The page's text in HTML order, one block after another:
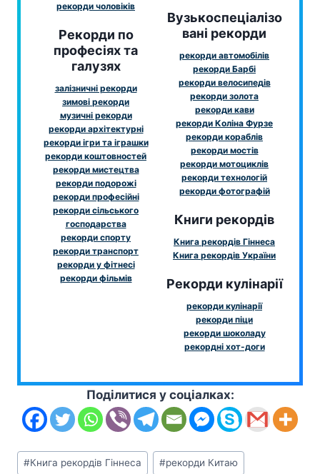
рекорди чоловіків
Рекорди по
професіях та
галузях
залізничні рекорди
зимові рекорди
музичні рекорди
рекорди архітектурні
рекорди ігри та іграшки
рекорди коштовностей
рекорди мистецтва
рекорди подорожі
рекорди професійні
рекорди сільського
господарства
рекорди спорту
рекорди транспорт
рекорди у фітнесі
рекорди фільмів
Вузькоспеціалізо
вані рекорди
рекорди автомобілів
рекорди Барбі
рекорди велосипедів
рекорди золота
рекорди кави
рекорди Коліна Фурзе
рекорди кораблів
рекорди мостів
рекорди мотоциклів
рекорди технологій
рекорди фотографій
Книги рекордів
Книга рекордів Гіннеса
Книга рекордів України
Рекорди кулінарії
рекорди кулінарії
рекорди піци
рекорди шоколаду
рекордні хот-доги
Поділитися у соціалках:
Позначки
#Книга рекордів Гіннеса #рекорди Китаю